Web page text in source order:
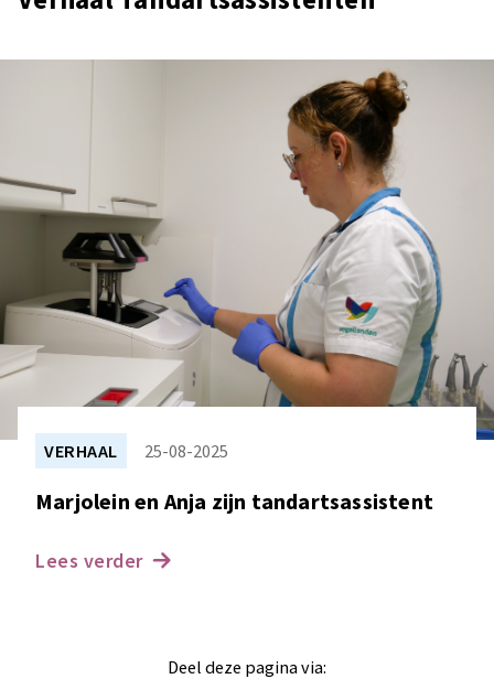
Marjolein en Anja zijn tandartsassistent
VERHAAL 25-08-2025
Lees verder
Deel deze pagina via: